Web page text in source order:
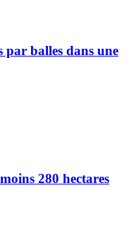
par balles dans une
280 hectares